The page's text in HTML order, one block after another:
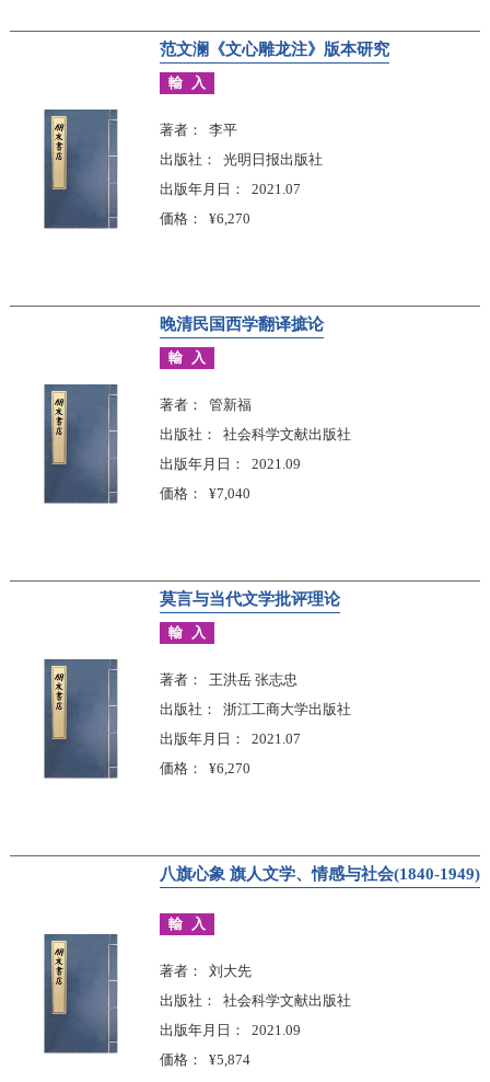
范文澜《文心雕龙注》版本研究
輸入
著者
李平
出版社
光明日报出版社
出版年月日
2021.07
価格
¥6,270
晚清民国西学翻译摭论
輸入
著者
管新福
出版社
社会科学文献出版社
出版年月日
2021.09
価格
¥7,040
莫言与当代文学批评理论
輸入
著者
王洪岳 张志忠
出版社
浙江工商大学出版社
出版年月日
2021.07
価格
¥6,270
八旗心象 旗人文学、情感与社会(1840-1949)
輸入
著者
刘大先
出版社
社会科学文献出版社
出版年月日
2021.09
価格
¥5,874